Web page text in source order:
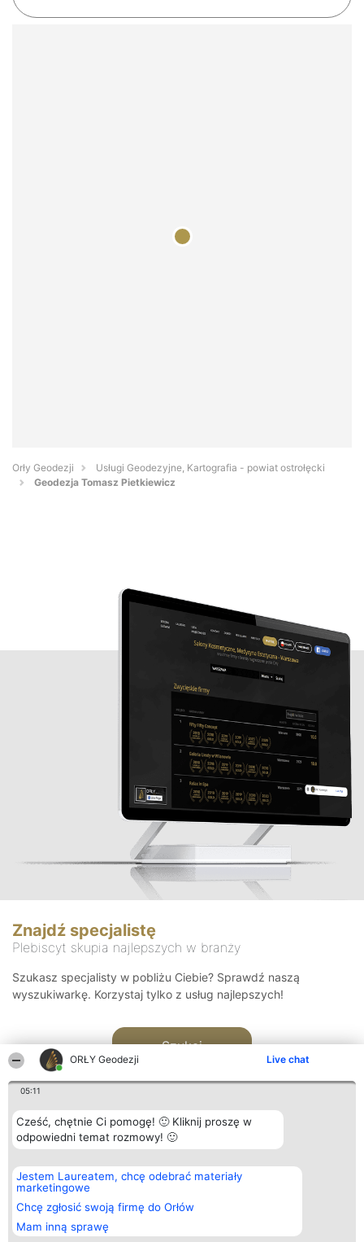
ORŁY Geodezji Live chat
05:11
Cześć, chętnie Ci pomogę! 🙂 Kliknij proszę w
odpowiedni temat rozmowy! 🙂
Jestem Laureatem, chcę odebrać materiały
marketingowe
Chcę zgłosić swoją firmę do Orłów
Mam inną sprawę
Orły Geodezji
Usługi Geodezyjne, Kartografia - powiat ostrołęcki
Geodezja Tomasz Pietkiewicz
Znajdź specjalistę
Plebiscyt skupia najlepszych w branży
Szukasz specjalisty w pobliżu Ciebie? Sprawdź naszą
wyszukiwarkę. Korzystaj tylko z usług najlepszych!
Szukaj
Organizator plebiscytu
Bright Side Solutions sp. z o.
o. sp. k.
ul. Ruska 22
Wrocław 50-079
KRS 0000749100 | Regon
381313360 | NIP 8943132676
Plebiscyt
Laureaci
wszystkich
Laureatów
Regulamin
Kontakt
Kontakt